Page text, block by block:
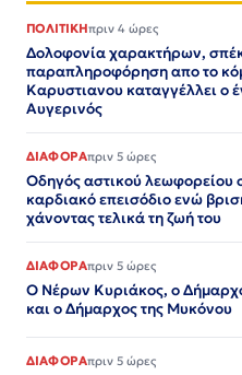
ΠΟΛΙΤΙΚΗπριν 4 ώρες
Δολοφονία χαρακτήρων,
παραπληροφόρηση απο το
Καρυστιανου καταγγέλλει ο
Αυγερινός
ΔΙΑΦΟΡΑπριν 5 ώρες
Οδηγός αστικού λεωφορείου
καρδιακό επεισόδιο ενώ
χάνοντας τελικά τη ζωή του
ΔΙΑΦΟΡΑπριν 5 ώρες
Ο Νέρων Κυριάκος, o
και ο Δήμαρχος της Μυκόνου
ΔΙΑΦΟΡΑπριν 5 ώρες